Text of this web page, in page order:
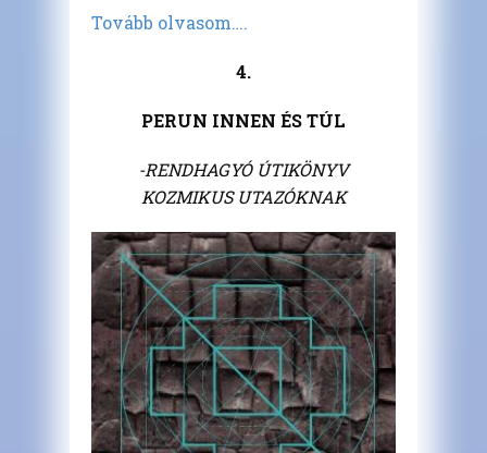
Tovább olvasom….
4.
PERUN INNEN ÉS TÚL
-RENDHAGYÓ ÚTIKÖNYV
KOZMIKUS UTAZÓKNAK